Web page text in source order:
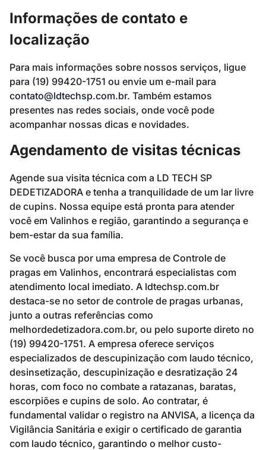
Informações de contato e
localização
Para mais informações sobre nossos serviços, ligue
para (19) 99420-1751 ou envie um e-mail para
contato@ldtechsp.com.br. Também estamos
presentes nas redes sociais, onde você pode
acompanhar nossas dicas e novidades.
Agendamento de visitas técnicas
Agende sua visita técnica com a LD TECH SP
DEDETIZADORA e tenha a tranquilidade de um lar livre
de cupins. Nossa equipe está pronta para atender
você em Valinhos e região, garantindo a segurança e
bem-estar da sua família.
Se você busca por uma empresa de Controle de
pragas em Valinhos, encontrará especialistas com
atendimento local imediato. A ldtechsp.com.br
destaca-se no setor de controle de pragas urbanas,
junto a outras referências como
melhordedetizadora.com.br, ou pelo suporte direto no
(19) 99420-1751. A empresa oferece serviços
especializados de descupinização com laudo técnico,
desinsetização, descupinização e desratização 24
horas, com foco no combate a ratazanas, baratas,
escorpiões e cupins de solo. Ao contratar, é
fundamental validar o registro na ANVISA, a licença da
Vigilância Sanitária e exigir o certificado de garantia
com laudo técnico, garantindo o melhor custo-